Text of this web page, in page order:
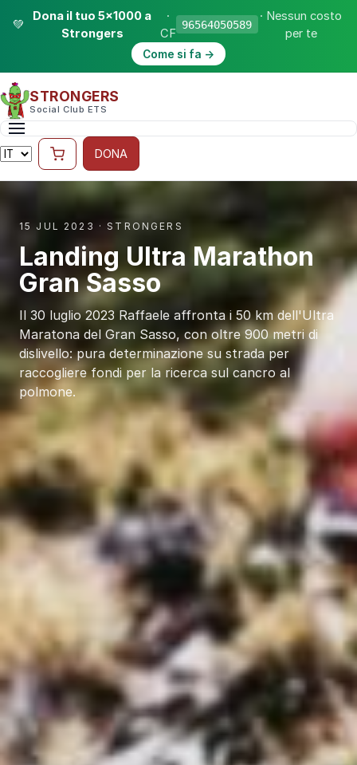
💚
Dona il tuo 5×1000 a
Strongers
·
CF
96564050589
· Nessun costo
per te
Come si fa →
STRONGERS
Social Club ETS
DONA
15 JUL 2023 · STRONGERS
Landing Ultra Marathon
Gran Sasso
Il 30 luglio 2023 Raffaele affronta i 50 km dell'Ultra
Maratona del Gran Sasso, con oltre 900 metri di
dislivello: pura determinazione su strada per
raccogliere fondi per la ricerca sul cancro al
polmone.